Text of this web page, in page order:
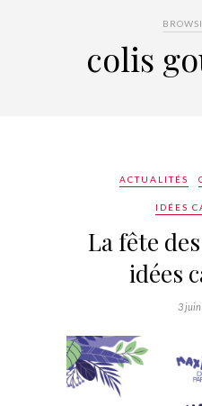
colis
ACTUALITÉS
IDÉES
La fête
idées
3